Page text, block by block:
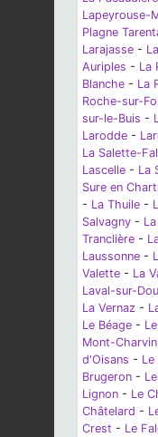
Lapeyrouse-
Plagne
Larajasse -
Auriples - La
Blanche - La
Roche-sur-
sur-le-Buis -
Larodde -
La Salette-
Lascelle - La
Sure en
- La Thuile -
Salvagny -
Tranclière -
Laussonne -
Valette - La
Laval-sur-
La Vernaz -
Le Béage -
Mont-Charvin
d'Oisans -
Brugeron -
Lignon - Le
Châtelard -
Crest - Le